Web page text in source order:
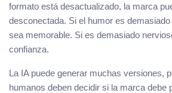
formato está desactualizado, la marca
desconectada. Si el humor es
sea memorable. Si es demasiado
confianza.
La IA puede generar muchas versiones,
humanos deben decidir si la marca debe